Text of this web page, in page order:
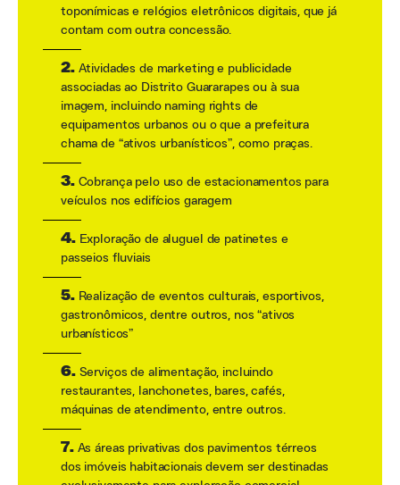
toponímicas e relógios eletrônicos digitais, que já
contam com outra concessão.
2. Atividades de marketing e publicidade
associadas ao Distrito Guararapes ou à sua
imagem, incluindo naming rights de
equipamentos urbanos ou o que a prefeitura
chama de “ativos urbanísticos”, como praças.
3. Cobrança pelo uso de estacionamentos para
veículos nos edifícios garagem
4. Exploração de aluguel de patinetes e
passeios fluviais
5. Realização de eventos culturais, esportivos,
gastronômicos, dentre outros, nos “ativos
urbanísticos”
6. Serviços de alimentação, incluindo
restaurantes, lanchonetes, bares, cafés,
máquinas de atendimento, entre outros.
7. As áreas privativas dos pavimentos térreos
dos imóveis habitacionais devem ser destinadas